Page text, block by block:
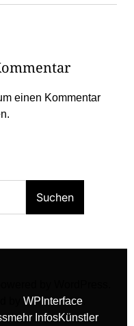
einen Kommentar
Suchen
WPInterface.
mehr InfosKünstler